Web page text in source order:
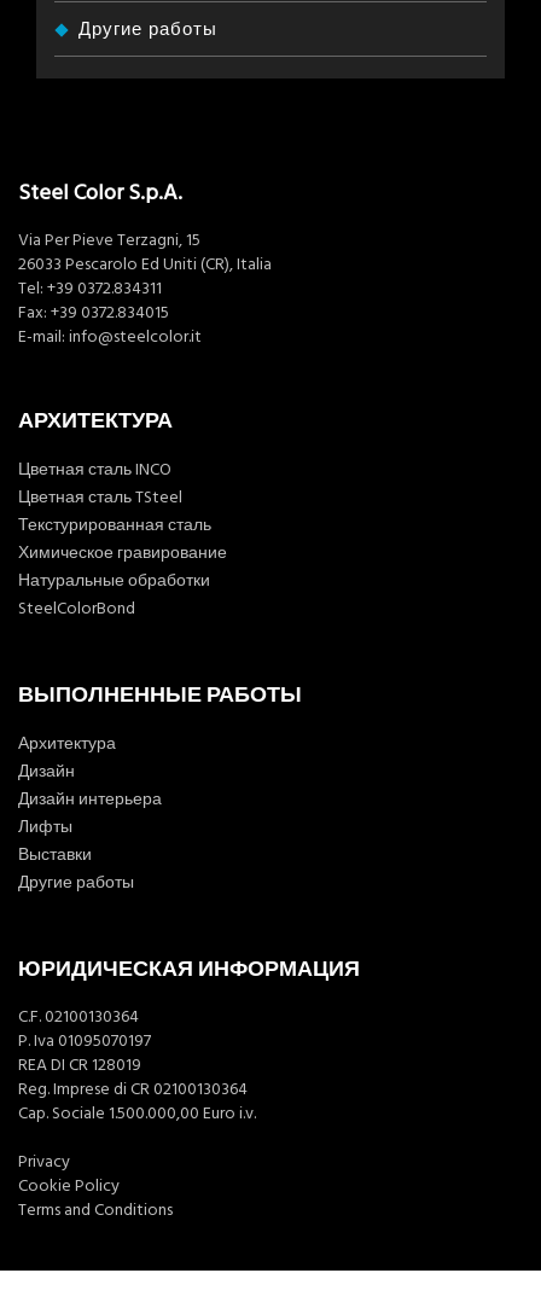
Другие работы
Steel Color S.p.A.
Via Per Pieve Terzagni, 15
26033 Pescarolo Ed Uniti (CR), Italia
Tel: +39 0372.834311
Fax: +39 0372.834015
E-mail: info@steelcolor.it
АРХИТЕКТУРА
Цветная сталь INCO
Цветная сталь TSteel
Текстурированная сталь
Химическое гравирование
Натуральные обработки
SteelColorBond
ВЫПОЛНЕННЫЕ РАБОТЫ
Архитектура
Дизайн
Дизайн интерьера
Лифты
Выставки
Другие работы
ЮРИДИЧЕСКАЯ ИНФОРМАЦИЯ
C.F. 02100130364
P. Iva 01095070197
REA DI CR 128019
Reg. Imprese di CR 02100130364
Cap. Sociale 1.500.000,00 Euro i.v.
Privacy
Cookie Policy
Terms and Conditions